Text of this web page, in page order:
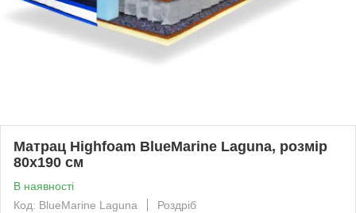
Матрац Highfoam BlueMarine Laguna, розмір
80x190 см
В наявності
Код: BlueMarine Laguna
Роздріб